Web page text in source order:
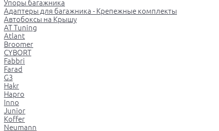
Упоры багажника
Адаптеры для багажника - Крепежные комплекты
Автобоксы на Крышу
AT Tuning
Atlant
Broomer
CYBORT
Fabbri
Farad
G3
Hakr
Hapro
Inno
Junior
Koffer
Neumann